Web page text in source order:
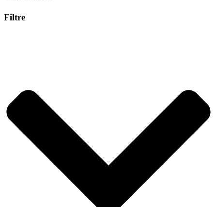
Filtre